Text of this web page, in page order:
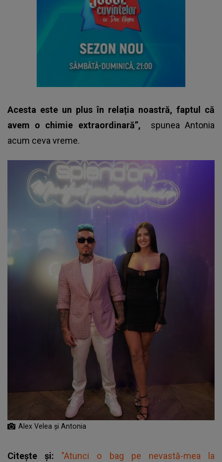
Acesta este un plus în relația noastră, fap­tul că
avem o chimie extraordinară”, spuneaAntonia
acum ceva vreme.
Alex Velea și Antonia
Citește și: "Atunci o bag pe nevastă-mea la